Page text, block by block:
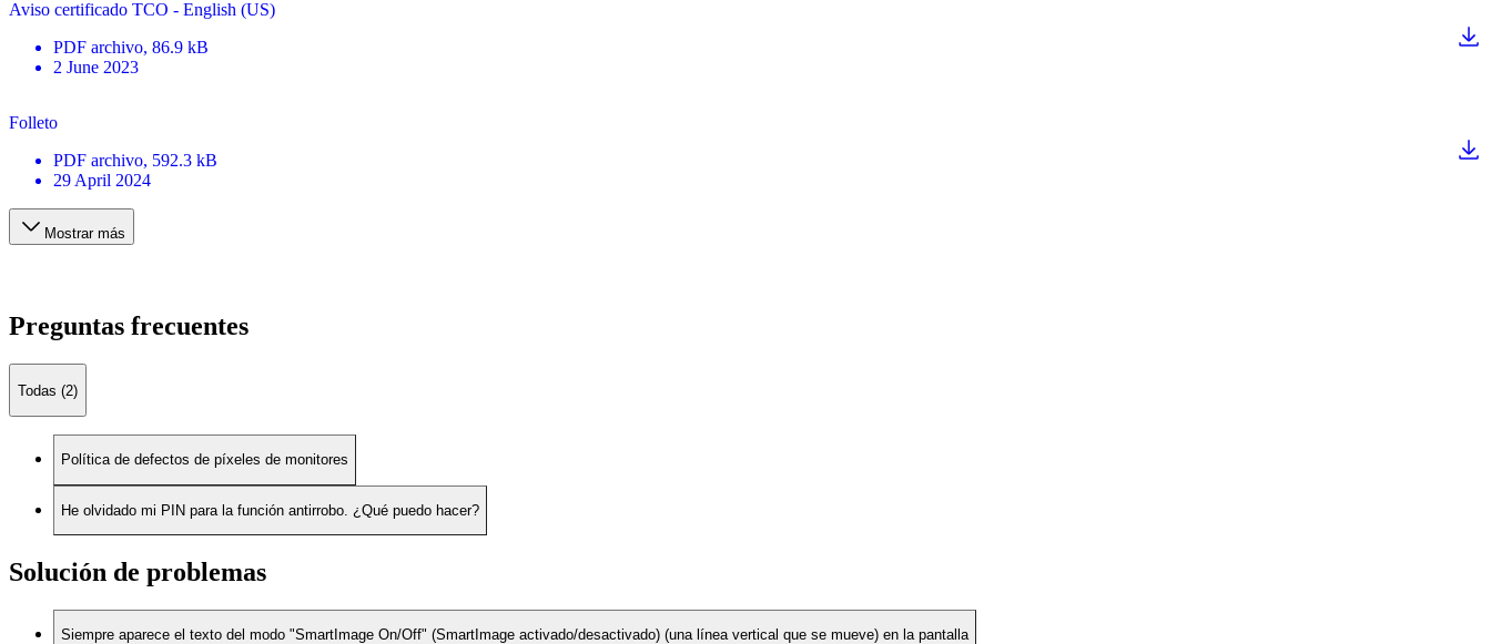
Aviso certificado TCO - English (US)
PDF archivo, 86.9 kB
2 June 2023
Folleto
PDF archivo, 592.3 kB
29 April 2024
Mostrar más
Preguntas frecuentes
Todas (2)
Política de defectos de píxeles de monitores
He olvidado mi PIN para la función antirrobo. ¿Qué puedo hacer?
Solución de problemas
Siempre aparece el texto del modo "SmartImage On/Off" (SmartImage activado/desactivado) (una línea vertical que se mueve) en la pantalla